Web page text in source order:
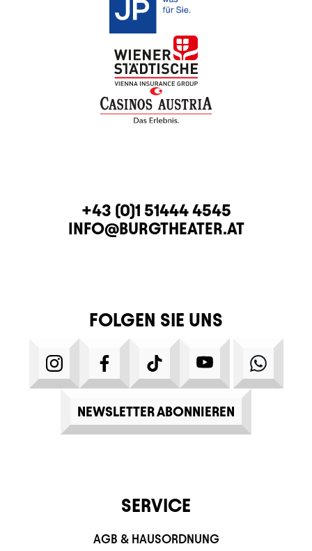
KONTAKTTELEFON
+43 (0)1 51444 4545
E-MAIL
INFO@BURGTHEATER.AT
FOLGEN SIE UNS
INSTAGRAMFACEBOOKTIKTOK YOUTUBE
NEWSLETTER ABONNIEREN
SERVICE
AGB & HAUSORDNUNG